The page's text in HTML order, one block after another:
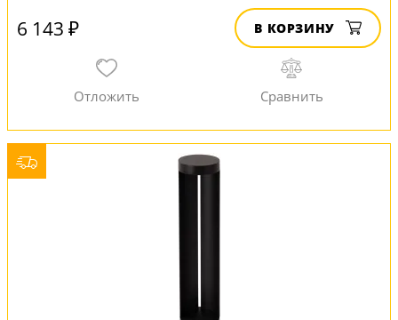
6 143 ₽ В КОРЗИНУ